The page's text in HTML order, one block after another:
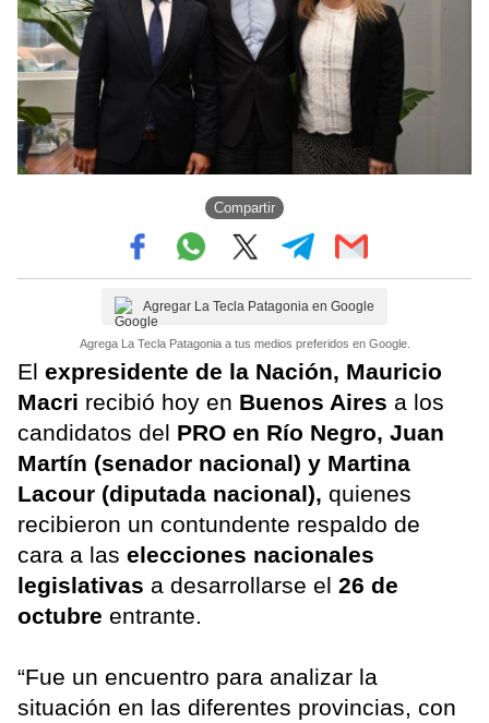
Compartir
Agregar La Tecla Patagonia en Google
Agrega La Tecla Patagonia a tus medios preferidos en Google.
El expresidente de la Nación, Mauricio
Macri recibió hoy en Buenos Aires a los
candidatos del PRO en Río Negro, Juan
Martín (senador nacional) y Martina
Lacour (diputada nacional), quienes
recibieron un contundente respaldo de
cara a las elecciones nacionales
legislativas a desarrollarse el 26 de
octubre entrante.
“Fue un encuentro para analizar la
situación en las diferentes provincias, con